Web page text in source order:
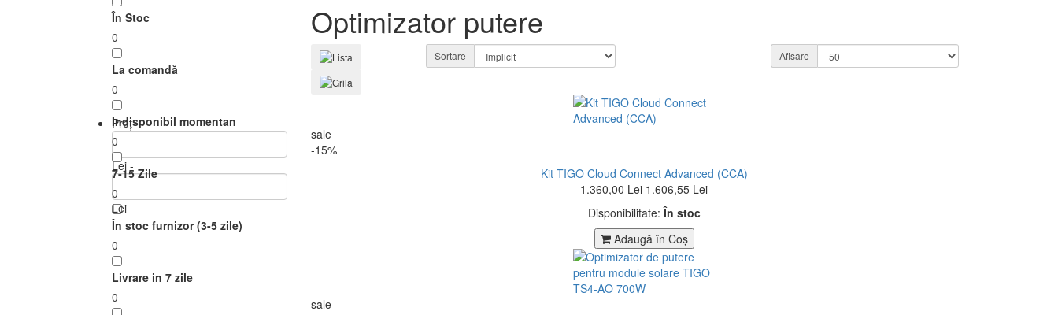
În Stoc
0
La comandă
0
Indisponibil momentan
0
7-15 Zile
0
În stoc furnizor (3-5 zile)
0
Livrare in 7 zile
0
Preţ
Lei -
Lei
Optimizator putere
Sortare Afisare
sale
-15%
Kit TIGO Cloud Connect Advanced (CCA)
1.360,00 Lei 1.606,55 Lei
Disponibilitate:În stoc
Adaugă în Coş
sale